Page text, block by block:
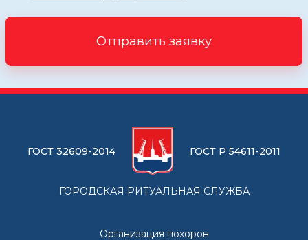
Отправить заявку
ГОСТ 32609-2014 ГОСТ Р 54611-2011
ГОРОДСКАЯ РИТУАЛЬНАЯ СЛУЖБА
Организация похорон